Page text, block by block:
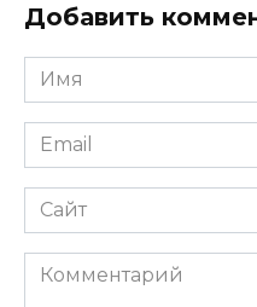
Добавить
Имя
Email
Сайт
Комментарий